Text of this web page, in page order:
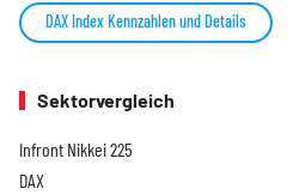
DAX Index Kennzahlen und Details
Sektorvergleich
Infront Nikkei 225
DAX